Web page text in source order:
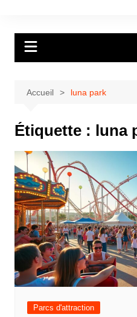
Accueil luna park
Étiquette : luna
Parcs d'attraction